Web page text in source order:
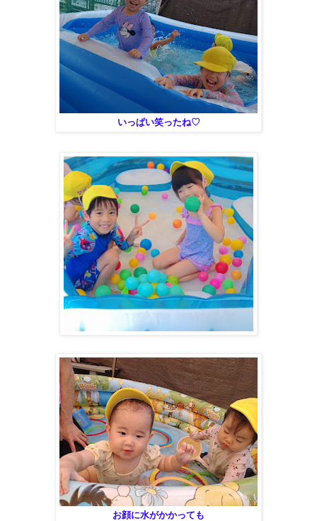
いっぱい笑ったね♡
お顔に水がかかっても